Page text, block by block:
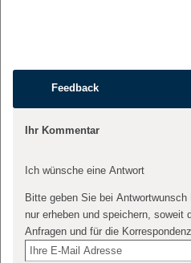
Feedback
Ihr Kommentar
Ich wünsche eine Antwort
Bitte geben Sie bei
nur erheben und speichern, soweit
Anfragen und für die